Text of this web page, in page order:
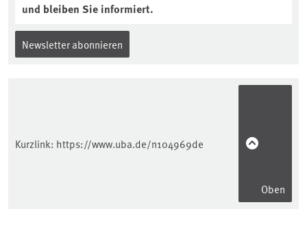
und bleiben Sie informiert.
Newsletter abonnieren
Kurzlink: https://www.uba.de/n104969de
Oben